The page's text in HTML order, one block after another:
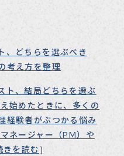
、どちらを選ぶべき
考え方を整理
ト、結局どちらを選ぶ
始めたときに、多くの
経験者がぶつかる悩み
ネージャー（PM）や
きを読む]